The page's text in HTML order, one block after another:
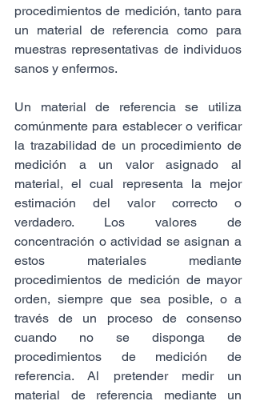
procedimientos de medición, tanto para
un material de referencia como para
muestras representativas de individuos
sanos y enfermos.
Un material de referencia se utiliza
comúnmente para establecer o verificar
la trazabilidad de un procedimiento de
medición a un valor asignado al
material, el cual representa la mejor
estimación del valor correcto o
verdadero. Los valores de
concentración o actividad se asignan a
estos materiales mediante
procedimientos de medición de mayor
orden, siempre que sea posible, o a
través de un proceso de consenso
cuando no se disponga de
procedimientos de medición de
referencia. Al pretender medir un
material de referencia mediante un